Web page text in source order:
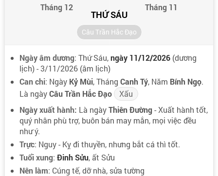
Tháng 12 Tháng 11
THỨ SÁU
Câu Trần Hắc Đạo
Ngày âm dương: Thứ Sáu,ngày 11/12/2026 (dương
lịch) - 3/11/2026 (âm lịch)
Can chi: Ngày Kỷ Mùi, Tháng Canh Tý, Năm Bính Ngọ.
Là ngàyCâu Trần Hắc Đạo
Xấu
Ngày xuất hành: Là ngàyThiên Đường- Xuất hành tốt,
quý nhân phù trợ, buôn bán may mắn, mọi việc đều
như ý.
Trực: Nguy - Kỵ đi thuyền, nhưng bắt cá thì tốt.
Tuổi xung: Đinh Sửu, ất Sửu
Nên làm: Cúng tế, dỡ nhà, sửa tường